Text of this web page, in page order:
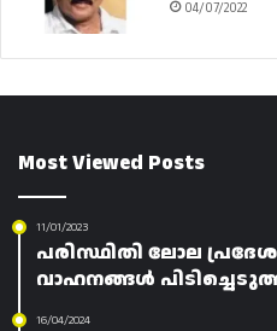
04/07/2022
Most Viewed Posts
11/01/2023
പരിസ്ഥിതി ലോല
വാഹനങ്ങൾ
16/04/2024